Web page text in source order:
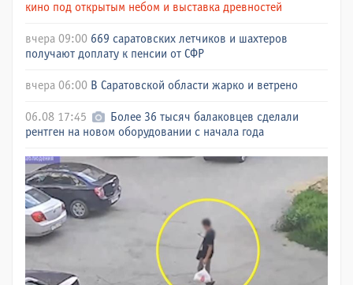
кино под открытым небом и выставка древностей
вчера 09:00 669 саратовских летчиков и шахтеров
получают доплату к пенсии от СФР
вчера 06:00 В Саратовской области жарко и ветрено
06.08 17:45
Более 36 тысяч балаковцев сделали
рентген на новом оборудовании с начала года